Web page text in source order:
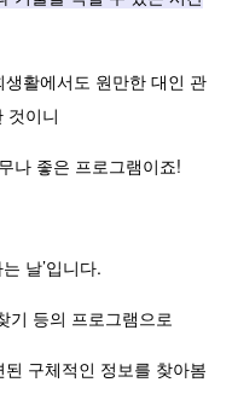
활에서도 원만한 대인 관
것이니
나 좋은 프로그램이죠!
날’입니다.
기 등의 프로그램으로
구체적인 정보를 찾아봄